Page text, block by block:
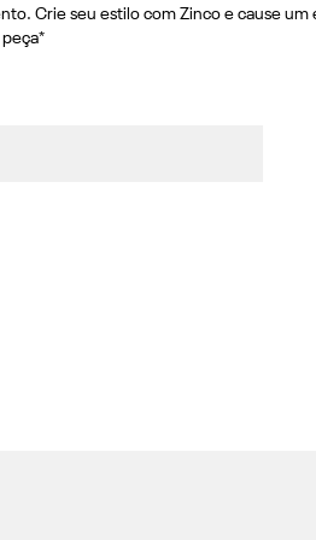
Crie seu estilo com Zinco e cause
peça*